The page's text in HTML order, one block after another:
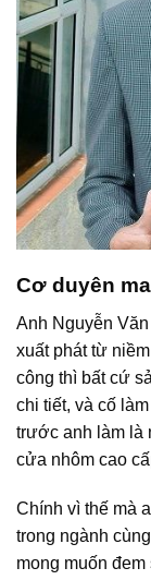
Cơ duyên
Anh Nguyễn
xuất phát từ
công thì bất cứ
chi tiết, và cố
trước anh làm là
cửa nhôm cao
Chính vì thế mà
trong ngành
mong muốn